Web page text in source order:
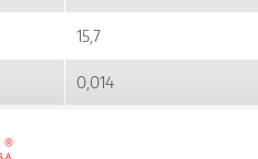
15,7
0,014